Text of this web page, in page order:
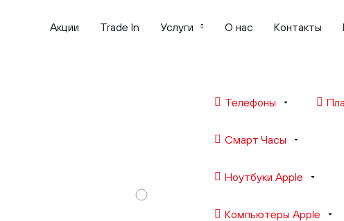
Акции Trade In Услуги О нас Контакты
Телефоны
Смарт Часы
Ноутбуки Apple
Компьютеры Apple